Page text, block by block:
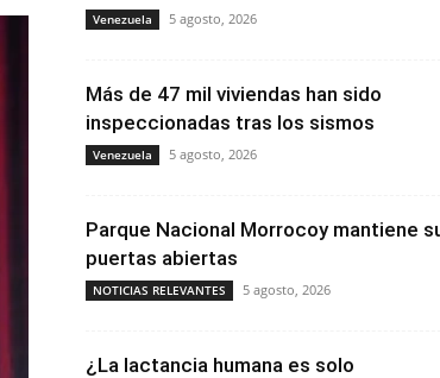
Venezuela 5 agosto, 2026
Más de 47 mil viviendas han sido
inspeccionadas tras los sismos
Venezuela 5 agosto, 2026
Parque Nacional Morrocoy mantiene
puertas abiertas
NOTICIAS RELEVANTES 5 agosto, 2026
¿La lactancia humana es solo